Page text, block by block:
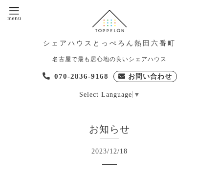
シェアハウスとっぺろん熱田六番町
名古屋で最も居心地の良いシェアハウス
070-2836-9168 お問い合わせ
Select Language ▼
お知らせ
2023/12/18